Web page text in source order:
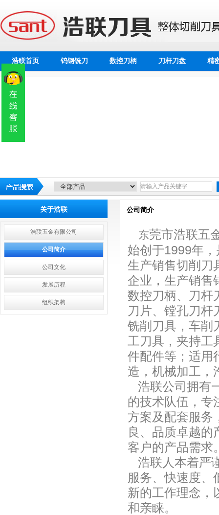
浩联首页 钨钢铣刀 数控刀柄 刀杆刀盘 精
关于浩联
浩联五金有限公司
公司简介
公司文化
发展历程
组织架构
公司简介
东莞市浩联五
始创于1999年
生产销售切削刀
企业，生产销售
数控刀柄、刀杆
刀片、镗孔刀杆
铣削刀具，车削
工刀具，夹持工
件配件等；适用
造，机械加工，
浩联公司拥有
的技术队伍，专
方案及配套服务
良、品质卓越的
客户的产品需求
浩联人本着严
服务、快速度、
新的工作理念，
和亲睐。